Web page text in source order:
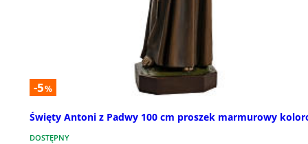
-5%
Święty Antoni z Padwy 100 cm proszek marmurowy
DOSTĘPNY